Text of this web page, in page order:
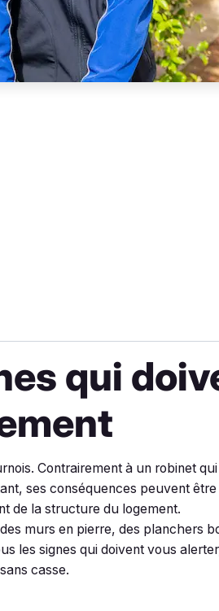
qui
Contrairement à un robinet
ses conséquences peuvent
de la structure du logement.
murs en pierre, des planchers
les signes qui doivent vous
casse.